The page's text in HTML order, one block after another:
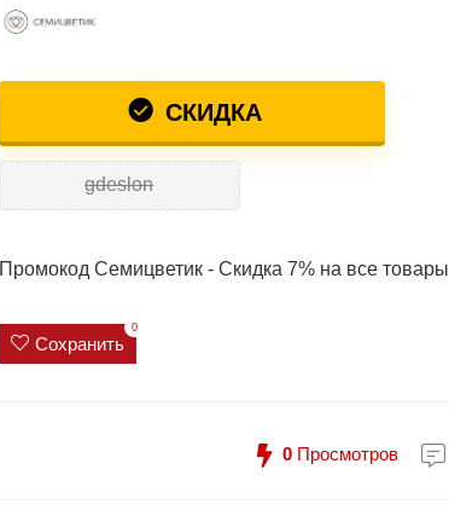
СКИДКА
gdeslon
Промокод Семицветик - Скидка 7% на все товары
Сохранить
0
0 Просмотров